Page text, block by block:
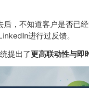
后，不知道客户是否已
进行过反馈。
提出了更高联动性与即